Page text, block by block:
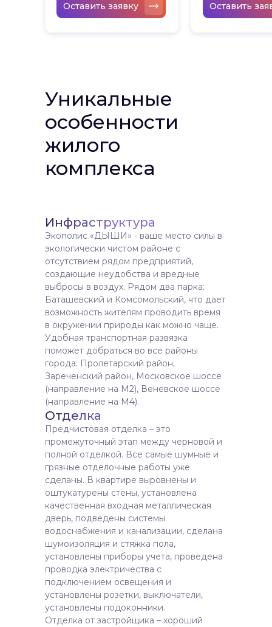
Оставить заявку Оставить
Уникальные
особенности
жилого
комплекса
Инфраструктура
Экополис «ДЫШИ» - ваше место силы в
экологически чистом районе с
отсутствием рядом предприятий,
создающие неудобства и вредные
выбросы в воздух. Рядом два парка:
Баташевский и Комсомольский, что дает
возможность жителям проводить время
в окружении природы как можно чаще.
Удобная транспортная развязка
поможет добраться во все районы
города: Пролетарский район,
Зареченский район, Московское шоссе
(направление на М2), Веневское шоссе
(направление на М4).
Отделка
Предчистовая отделка – это
промежуточный этап между черновой и
полной отделкой. Все самые шумные и
грязные отделочные работы уже
сделаны. В квартире выровнены и
оштукатурены стены, установлена
качественная входная металлическая
дверь, подведены системы
водоснабжения и канализации, сделана
шумоизоляция и стяжка пола,
установлены приборы учета, проведена
проводка электричества с
подключением освещения и
установлены розетки, выключатели,
установлены подоконники.
Отделка от застройщика – хороший